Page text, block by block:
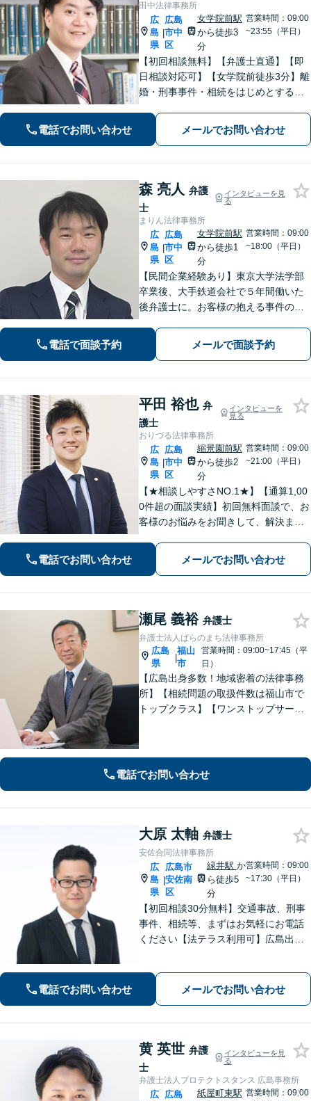
田中法律事務所
広
島
県
|
広島
市中
区
女学院前駅
から徒歩3
分
営業時間：09:00
~23:55（平日）
【初回相談無料】【弁護士直通】【即
日相談対応可】【女学院前徒歩3分】離
婚・刑事事件・相続をはじめとする身
ない真の問題解決を目指して誠実かつ
迅速な対応を致します。是非、お気軽
電話でお問い合わせ メールでお問い合わせ
森 亮人 弁護
士
インタビューを見
る
まりん法律事務所
広
島
県
|
広島
市中
区
女学院前駅
から徒歩1
分
営業時間：09:00
~18:00（平日）
【民間企業経験あり】東京大学法学部
卒業後、大手鉄道会社で５年間働いた
後弁護士に。お客様の抱える事件の本
出すのが得意です。逆に私からは、法
律用語を多用しない分かり易い説明を
電話で面談予約 メールで面談予約
平田 裕也 弁
護士
インタビューを
見る
おりづる法律事務所
広
島
県
|
広島
市中
区
縮景園前駅
から徒歩2
分
営業時間：09:00
~21:00（平日）
【★相談しやすさNO.1★】【通算1,00
0件超の面談実績】初回無料面談で、お
客様のお悩みをお聞きして、解決まで
婚問題」「私選刑事事件」「自己破
産」「相続」問題を得意としていま
電話でお問い合わせ メールでお問い合わせ
瀬尾 義裕 弁護士
弁護士法人ばらのまち法律事務所
広島
県
|
福山
市
営業時間：09:00~17:45（平
日）
【広島出身多数！地域密着の法律事務
所】【相続問題の取扱件数は福山市で
トップクラス】【ワンストップサービ
遺言・相続、債務整理など、幅広い分
電話でお問い合わせ
大原 太軸 弁護士
安佐合同法律事務所
広
島
県
|
広島市
安佐南
区
緑井駅 か
ら徒歩5
分
営業時間：09:00
~17:30（平日）
【初回相談30分無料】交通事故、刑事
事件、相続等、まずはお気軽にお電話
ください【法テラス利用可】広島出
談者さまのお悩みを丁寧にヒアリング
し、徹底的に問題解決へあたります！
電話でお問い合わせ メールでお問い合わせ
黄 英世 弁護
士
インタビューを見
る
弁護士法人プロテクトスタンス 広島事務所
広 広島
紙屋町東駅 営業時間：09:00